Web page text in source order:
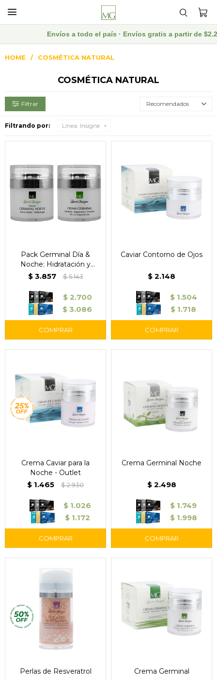

Envíos a todo el país · Envíos gratis a partir de
HOME COSMÉTICA NATURAL
COSMÉTICA NATURAL
Recomendados
Filtrando por: Línea: Insigne
Pack Germinal Día &
Noche: Hidratación y
Renovación de la Piel
$ 3.857 $5.143
$ 2.700
$ 3.086
Caviar Contorno de Ojos
$ 2.148
$ 1.504
$ 1.718
Crema Caviar para la
Noche - Outlet
$ 1.465 $2.930
$ 1.026
$ 1.172
Crema Germinal Noche
$ 2.498
$ 1.749
$ 1.998
Perlas de Resveratrol Crema Germinal